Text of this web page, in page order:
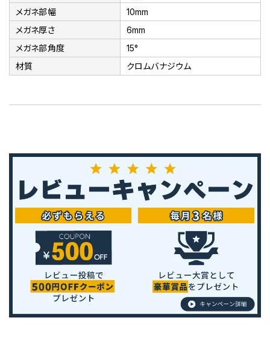
メガネ部幅
10mm
メガネ厚さ
6mm
メガネ部角度
15°
材質
クロムバナジウム